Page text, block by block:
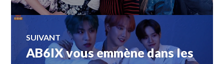
l’article
SUIVANT
Article
Suivant:
AB6IX vous emmène dans les